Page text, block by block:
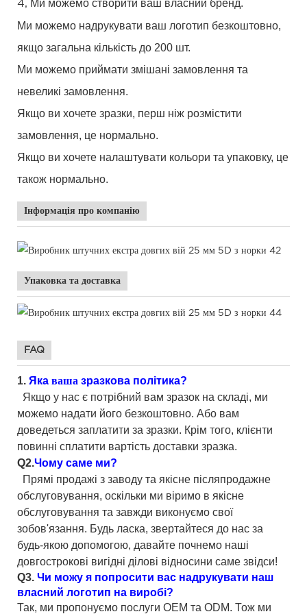
4, Ми можемо створити ваш власний бренд.
Ми можемо надрукувати ваш логотип безкоштовно,
якщо загальна кількість до 200 шт.
Ми можемо приймати змішані замовлення та
невеликі замовлення.
Якщо ви хочете зразки, перш ніж розмістити
замовлення, це нормально.
Якщо ви хочете налаштувати кольори та упаковку, це
також нормально.
Інформація про компанію
Упаковка та доставка
FAQ
1. Яка ваша зразкова політика?
Якщо у нас є потрібний вам зразок на складі, ми
можемо надати його безкоштовно. Або вам
доведеться заплатити за зразки. Крім того, клієнти
повинні сплатити вартість доставки зразка.
Q2.Чому саме ми?
Прямі продажі з заводу та якісне післяпродажне
обслуговування, оскільки ми віримо в якісне
обслуговування та завжди виконуємо свої
зобов'язання. Будь ласка, звертайтеся до нас за
будь-якою допомогою, давайте почнемо наші
довгострокові вигідні ділові відносини саме звідси!
Q3. Чи можу я попросити вас надрукувати наш
власний логотип на виробі?
Так, ми пропонуємо послуги OEM та ODM. Тож ми